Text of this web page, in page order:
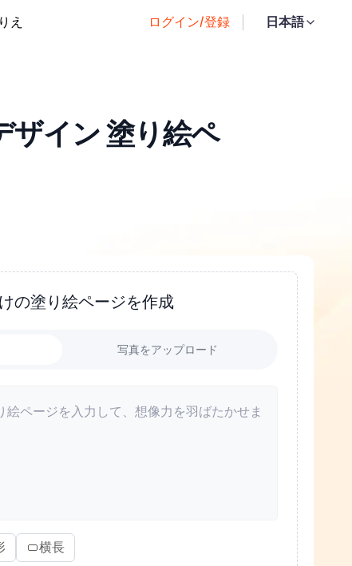
ログイン/登録 日本語
え
ザイン 塗り絵ペ
の塗り絵ページを作成
写真をアップロード
横長